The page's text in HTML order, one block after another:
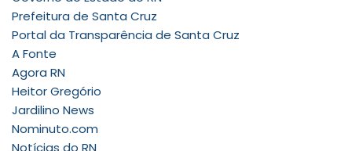
Prefeitura de Santa Cruz
Portal da Transparência de Santa Cruz
A Fonte
Agora RN
Heitor Gregório
Jardilino News
Nominuto.com
Notícias do RN